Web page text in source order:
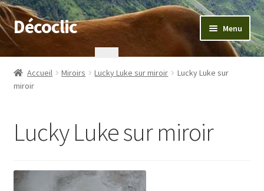
Aller
à
navigation
Aller
au
Décoclic Menu
Accueil
404 Error, content does not exist anymore
Mentions légales
Accueil Miroirs Lucky Luke sur miroir
Lucky Luke sur
miroir
Lucky Luke sur miroir